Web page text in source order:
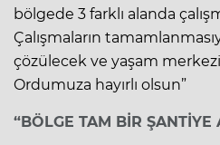
bölgede 3 farklı alanda
Çalışmaların
çözülecek ve yaşam merkezi
Ordumuza hayırlı olsun”
“BÖLGE TAM BİR